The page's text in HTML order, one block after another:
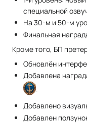
специальной
На 30-м и 50-м
Финальная
Кроме того, БП
Обновлён
Добавлена
.
Добавлено
Добавлен